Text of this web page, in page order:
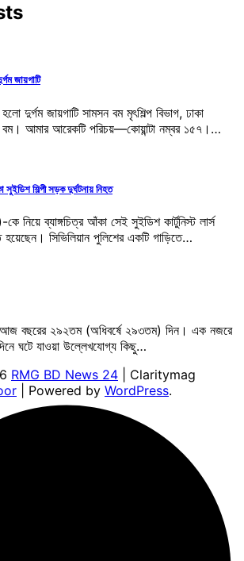
জায়গাটি
দুর্গম জায়গাটি সামসন বম মৃৎশিল্প বিভাগ, ঢাকা
বম। আমার আরেকটি পরিচয়—কোয়ান্টা নম্বর ১৫৭।…
শিল্পী সড়ক দুর্ঘটনায় নিহত
নিয়ে ব্যাঙ্গচিত্র আঁকা সেই সুইডিশ কার্টুনিস্ট লার্স
সিভিলিয়ান পুলিশের একটি গাড়িতে…
আজ বছরের ২৯২তম (অধিবর্ষে ২৯৩তম) দিন। এক নজরে
ঘটে যাওয়া উল্লেখযোগ্য কিছু…
RMG BD News 24 | Claritymag
| Powered by WordPress.